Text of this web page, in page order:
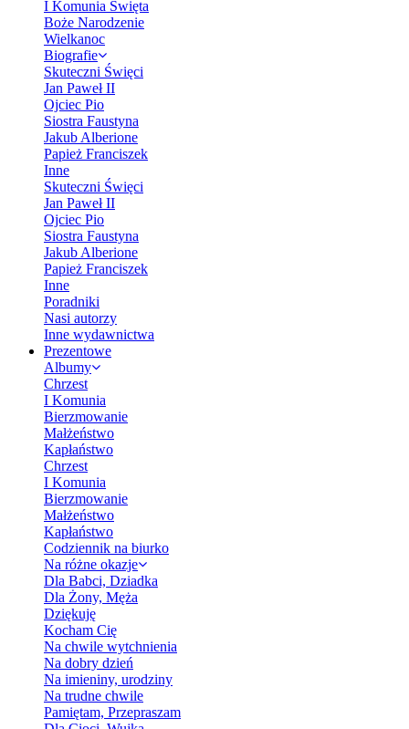
I Komunia Święta
Boże Narodzenie
Wielkanoc
Biografie
Skuteczni Święci
Jan Paweł II
Ojciec Pio
Siostra Faustyna
Jakub Alberione
Papież Franciszek
Inne
Skuteczni Święci
Jan Paweł II
Ojciec Pio
Siostra Faustyna
Jakub Alberione
Papież Franciszek
Inne
Poradniki
Nasi autorzy
Inne wydawnictwa
Prezentowe
Albumy
Chrzest
I Komunia
Bierzmowanie
Małżeństwo
Kapłaństwo
Chrzest
I Komunia
Bierzmowanie
Małżeństwo
Kapłaństwo
Codziennik na biurko
Na różne okazje
Dla Babci, Dziadka
Dla Żony, Męża
Dziękuję
Kocham Cię
Na chwile wytchnienia
Na dobry dzień
Na imieniny, urodziny
Na trudne chwile
Pamiętam, Przepraszam